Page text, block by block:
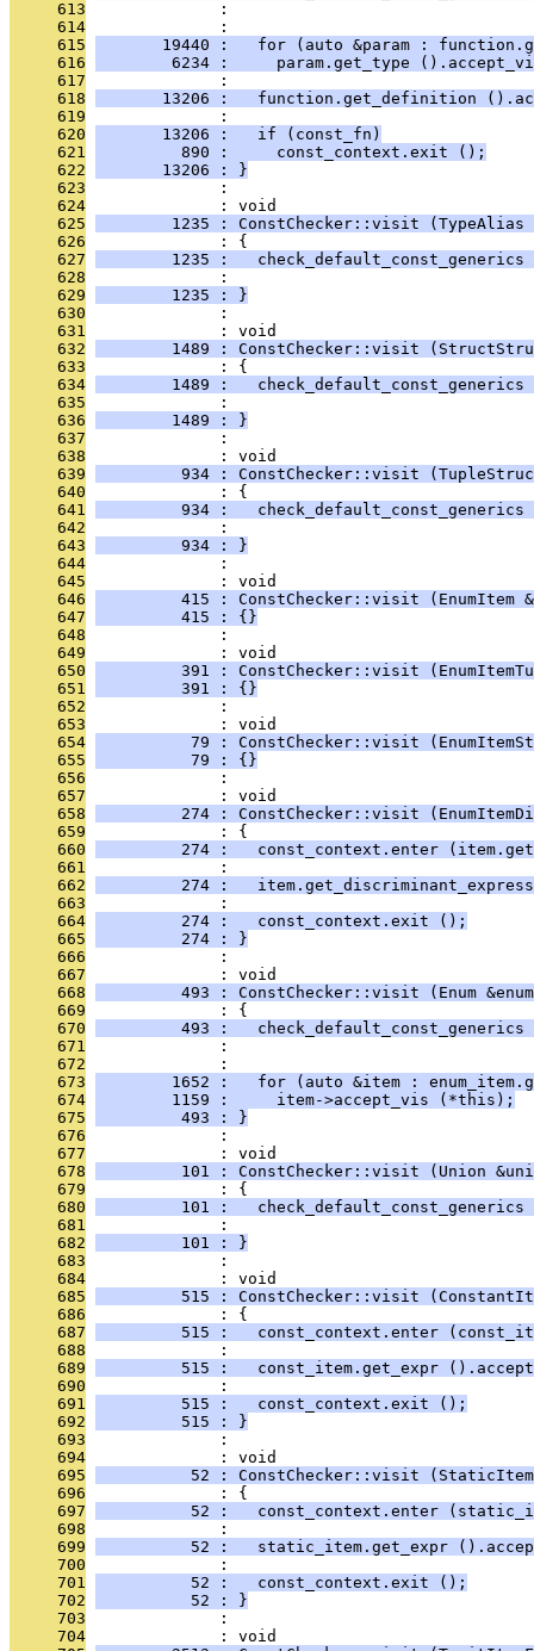
     613
:
     614
              :
     615
19440 :   for (auto &param :
     616
6234 :     param.get_type
     617
              :
     618
13206 :   function.get_definition
     619
              :
     620
       13206 :   if (const_fn)
     621
         890 :     const_context.exit ();
     622
       13206 : }
     623
              :
     624
              : void
     625
1235 : ConstChecker::visit (TypeAlias
     626
              : {
     627
1235 :
     628
:
     629
        1235 : }
     630
              :
     631
              : void
     632
1489 : ConstChecker::visit
     633
              : {
     634
1489 :
     635
:
     636
        1489 : }
     637
              :
     638
              : void
     639
934 : ConstChecker::visit
     640
              : {
     641
934 :
     642
:
     643
         934 : }
     644
              :
     645
              : void
     646
415 : ConstChecker::visit (EnumItem
     647
         415 : {}
     648
              :
     649
              : void
     650
391 : ConstChecker::visit
     651
         391 : {}
     652
              :
     653
              : void
     654
79 : ConstChecker::visit
     655
          79 : {}
     656
              :
     657
              : void
     658
274 : ConstChecker::visit
     659
              : {
     660
274 :   const_context.enter
     661
              :
     662
274 :
     663
              :
     664
         274 :   const_context.exit ();
     665
         274 : }
     666
              :
     667
              : void
     668
493 : ConstChecker::visit (Enum
     669
              : {
     670
493 :
     671
:
     672
              :
     673
1652 :   for (auto &item :
     674
        1159 :     item->accept_vis (*this);
     675
         493 : }
     676
              :
     677
              : void
     678
101 : ConstChecker::visit (Union
     679
              : {
     680
101 :
     681
:
     682
         101 : }
     683
              :
     684
              : void
     685
515 : ConstChecker::visit
     686
              : {
     687
515 :   const_context.enter
     688
              :
     689
515 :   const_item.get_expr
     690
              :
     691
         515 :   const_context.exit ();
     692
         515 : }
     693
              :
     694
              : void
     695
52 : ConstChecker::visit
     696
              : {
     697
52 :   const_context.enter
     698
              :
     699
52 :   static_item.get_expr
     700
              :
     701
          52 :   const_context.exit ();
     702
          52 : }
     703
              :
     704
              : void